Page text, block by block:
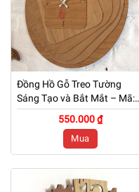
Đồng Hồ Gỗ Treo Tường
Sáng Tạo và Bắt Mắt – Mã:
PNW 049
550.000 ₫
Mua